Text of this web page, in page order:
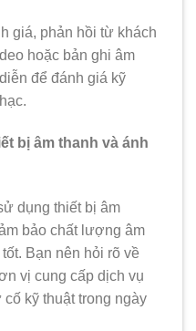
giá, phản hồi từ khách
hoặc bản ghi âm
để đánh giá kỹ
bị âm thanh và ánh
dụng thiết bị âm
bảo chất lượng âm
Bạn nên hỏi rõ về
vị cung cấp dịch vụ
kỹ thuật trong ngày